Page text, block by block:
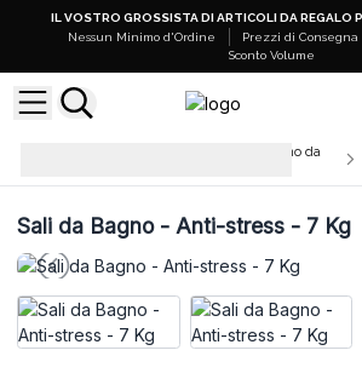
IL VOSTRO GROSSISTA DI ARTICOLI DA REGALO
Nessun Minimo d'Ordine
Prezzi di Consegna
Sconto Volume
Pozioni Aromaterapiche per Bagno da
Sali da Bagno - Anti-stress - 7 Kg